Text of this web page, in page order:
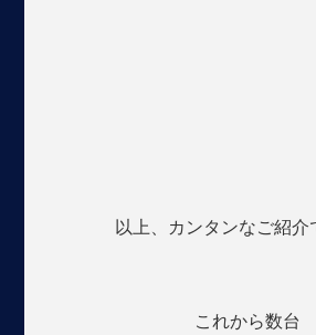
以上、カンタンなご紹介
これから数台